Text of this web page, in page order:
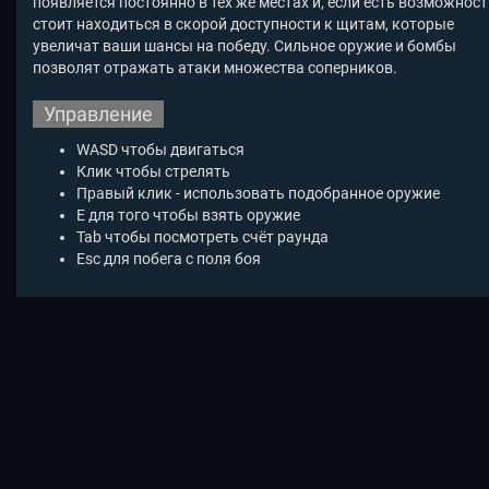
стоит находиться в скорой доступности к щитам, которые
увеличат ваши шансы на победу. Сильное оружие и бомбы
позволят отражать атаки множества соперников.
Управление
WASD чтобы двигаться
Клик чтобы стрелять
Правый клик - использовать подобранное оружие
E для того чтобы взять оружие
Tab чтобы посмотреть счёт раунда
Esc для побега с поля боя